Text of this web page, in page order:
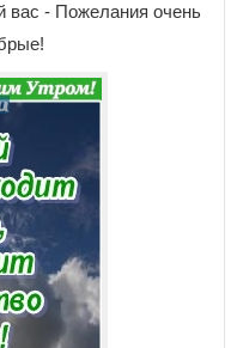
вас - Пожелания очень